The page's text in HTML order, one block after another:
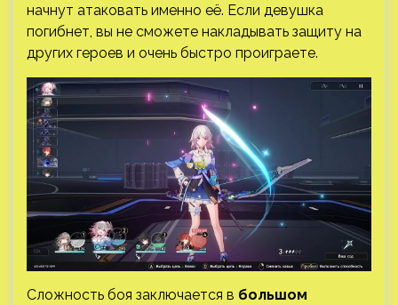
начнут атаковать именно её. Если девушка
погибнет, вы не сможете накладывать защиту на
других героев и очень быстро проиграете.
Сложность боя заключается в большом